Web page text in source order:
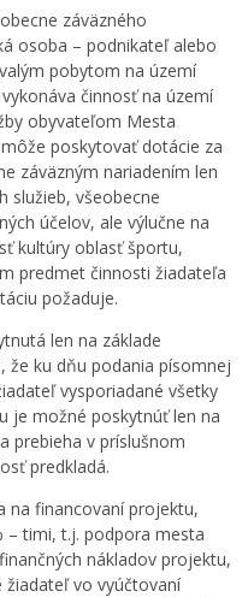
záväzného
osoba – podnikateľ alebo
pobytom na území
činnosť na území
obyvateľom Mesta
poskytovať dotácie za
záväzným nariadením len
služieb, všeobecne
účelov, ale výlučne na
kultúry oblasť športu,
predmet činnosti žiadateľa
požaduje.
len na základe
že ku dňu podania písomnej
vysporiadané všetky
je možné poskytnúť len na
prebieha v príslušnom
predkladá.
na financovaní projektu,
– timi, t.j. podpora mesta
nákladov projektu,
žiadateľ vo vyúčtovaní